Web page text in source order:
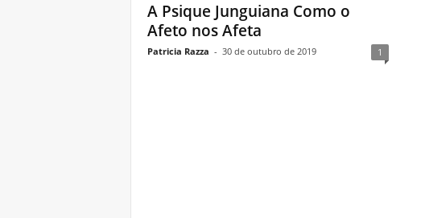
A Psique Junguiana Como o
Afeto nos Afeta
Patricia Razza - 30 de outubro de 2019 1